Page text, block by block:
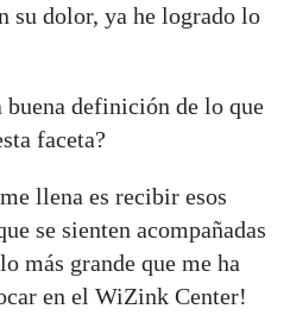
su dolor, ya he logrado lo
buena definición de lo que
faceta?
llena es recibir esos
se sienten acompañadas
más grande que me ha
en el WiZink Center!